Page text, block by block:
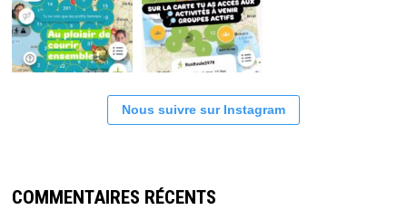
Nous suivre sur Instagram
COMMENTAIRES RÉCENTS